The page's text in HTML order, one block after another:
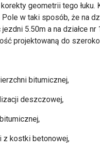
geometrii tego łuku.
w taki sposób, że na
5.50m a na działce
projektowaną do
bitumicznej,
deszczowej,
z kostki betonowej,